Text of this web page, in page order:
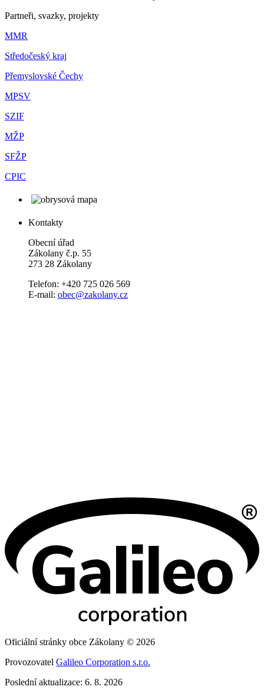
Partneři, svazky, projekty
MMR
Středočeský kraj
Přemyslovské Čechy
MPSV
SZIF
MŽP
SFŽP
CPIC
Kontakty
Obecní úřad
Zákolany č.p. 55
273 28 Zákolany
Telefon: +420 725 026 569
E-mail: obec@zakolany.cz
Oficiální stránky obce Zákolany © 2026
Provozovatel Galileo Corporation s.r.o.
Poslední aktualizace: 6. 8. 2026